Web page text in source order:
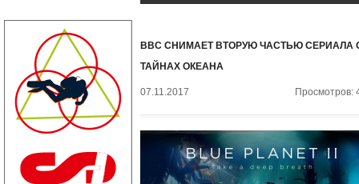
BBC СНИМАЕТ ВТОРУЮ ЧАСТЬЮ СЕРИАЛА
ТАЙНАХ ОКЕАНА
07.11.2017 Просмотров: